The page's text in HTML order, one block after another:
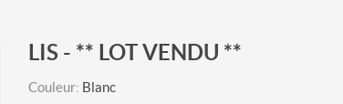
LIS - ** LOT VENDU **
Couleur: Blanc